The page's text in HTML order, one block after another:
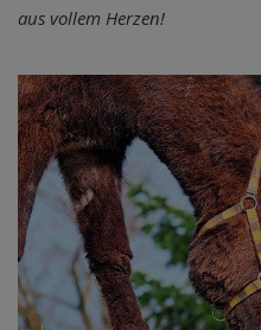
aus vollem Herzen!